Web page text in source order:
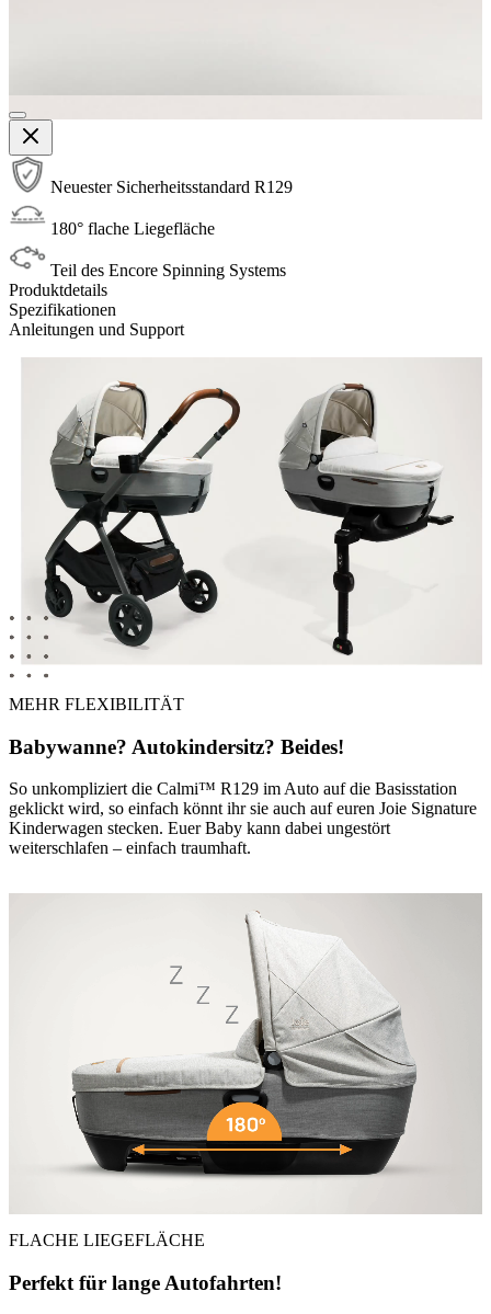
Neuester Sicherheitsstandard R129
180° flache Liegefläche
Teil des Encore Spinning Systems
Produktdetails
Spezifikationen
Anleitungen und Support
MEHR FLEXIBILITÄT
Babywanne? Autokindersitz? Beides!
So unkompliziert die Calmi™ R129 im Auto auf die Basisstation
geklickt wird, so einfach könnt ihr sie auch auf euren Joie Signature
Kinderwagen stecken. Euer Baby kann dabei ungestört
weiterschlafen – einfach traumhaft.
FLACHE LIEGEFLÄCHE
Perfekt für lange Autofahrten!